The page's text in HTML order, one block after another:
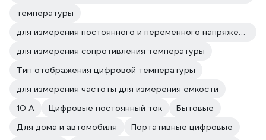
температуры
для измерения постоянного и переменного напряжения температуры
для измерения сопротивления температуры
Тип отображения цифровой температуры
для измерения частоты для измерения емкости
10 А
Цифровые постоянный ток
Бытовые
Для дома и автомобиля
Портативные цифровые